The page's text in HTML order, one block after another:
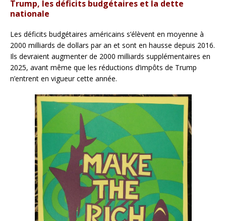
Trump, les déficits budgétaires et la dette
nationale
Les déficits budgétaires américains s’élèvent en moyenne à
2000 milliards de dollars par an et sont en hausse depuis 2016.
Ils devraient augmenter de 2000 milliards supplémentaires en
2025, avant même que les réductions d’impôts de Trump
n’entrent en vigueur cette année.